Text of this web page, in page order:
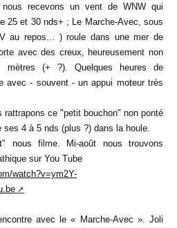
recevons un vent de WNW qui
25 et 30 nds+ ; Le Marche-Avec, sous
au repos... ) roule dans une mer de
avec des creux, heureusement non
(+ ?). Quelques heures de
avec - souvent - un appui moteur très
rattrapons ce "petit bouchon" non ponté
4 à 5 nds (plus ?) dans la houle.
nous filme. Mi-août nous trouvons
sur You Tube
watch?v=ym2Y-
avec le « Marche-Avec ». Joli